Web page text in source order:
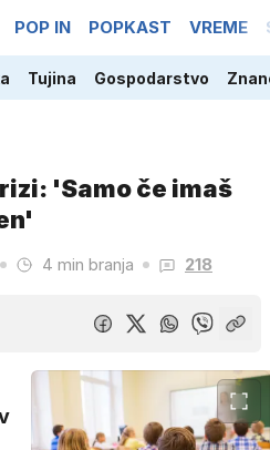
POP IN POPKAST VREME
Tujina Gospodarstvo
'Samo če imaš
4 min branja 218